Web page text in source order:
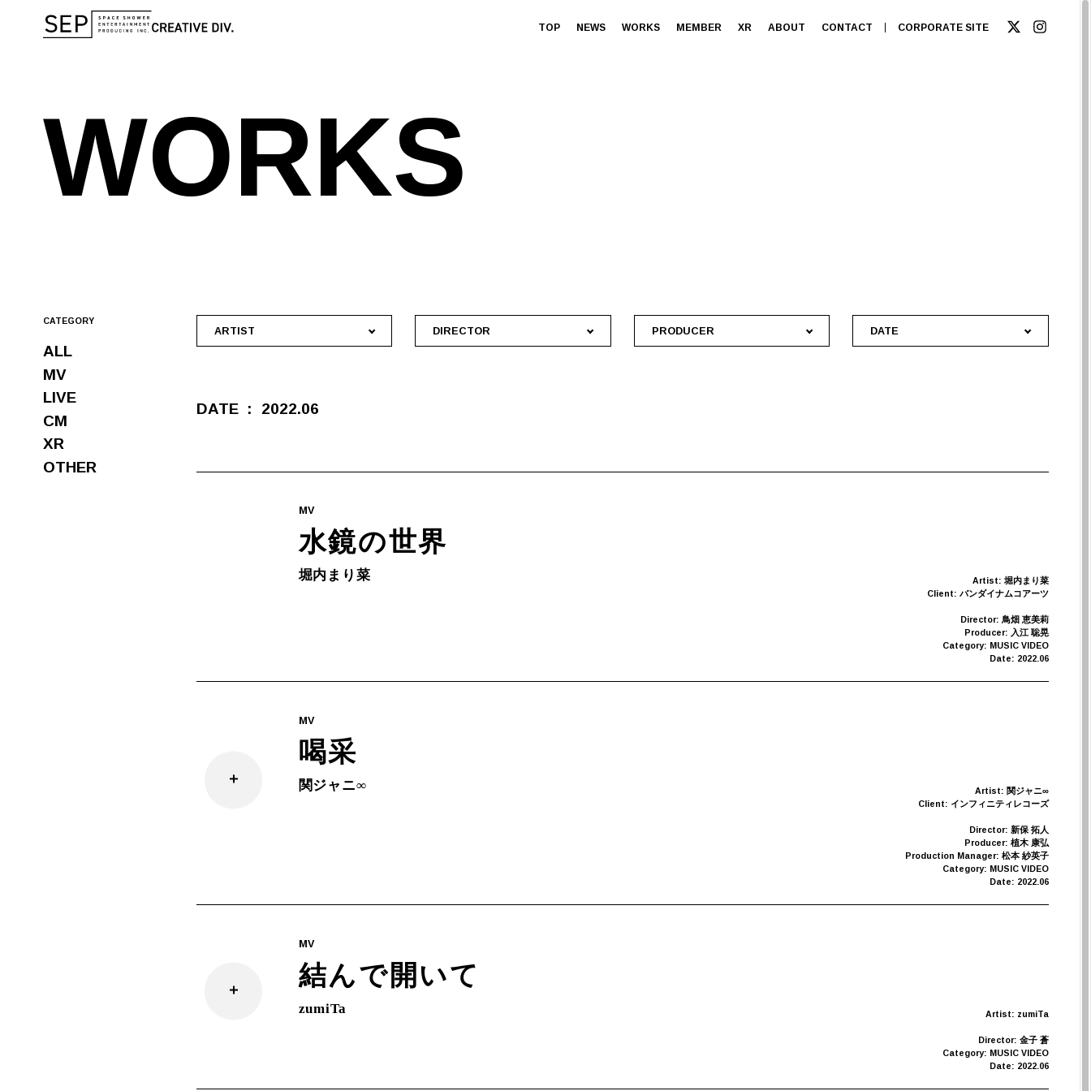
TOP NEWS WORKS MEMBER XR ABOUT CONTACT CORPORATE SITE
WORKS
CATEGORY
ALL
MV
LIVE
CM
XR
OTHER
ARTIST DIRECTOR PRODUCER DATE
DATE 2022.06
MV
水鏡の世界
堀内まり菜
Artist: 堀内まり菜
Client: バンダイナムコアーツ
Director: 鳥畑 恵美莉
Producer: 入江 聡晃
Category: MUSIC VIDEO
Date: 2022.06
MV
喝采
関ジャニ∞
Artist: 関ジャニ∞
Client: インフィニティレコーズ
Director: 新保 拓人
Producer: 植木 康弘
Production Manager: 松本 紗英子
Category: MUSIC VIDEO
Date: 2022.06
MV
結んで開いて
zumiTa Artist: zumiTa
Director: 金子 蒼
Category: MUSIC VIDEO
Date: 2022.06